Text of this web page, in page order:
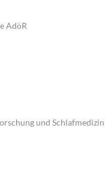
AdöR
und Schlafmedizin